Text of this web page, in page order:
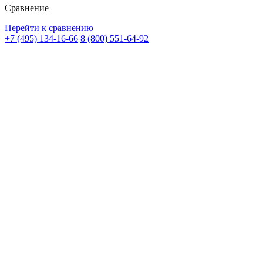
Сравнение
Перейти к сравнению
+7 (495) 134-16-66 8 (800) 551-64-92